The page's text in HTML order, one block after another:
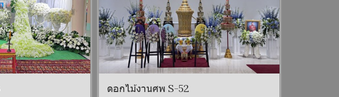
ดอกไม้งานศพ S-52